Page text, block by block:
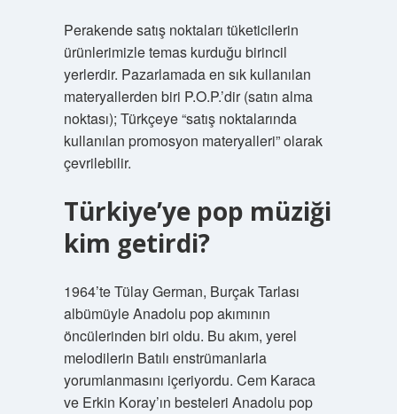
Perakende satış noktaları tüketicilerin
ürünlerimizle temas kurduğu birincil
yerlerdir. Pazarlamada en sık kullanılan
materyallerden biri P.O.P.’dir (satın alma
noktası); Türkçeye “satış noktalarında
kullanılan promosyon materyalleri” olarak
çevrilebilir.
Türkiye’ye pop müziği
kim getirdi?
1964’te Tülay German, Burçak Tarlası
albümüyle Anadolu pop akımının
öncülerinden biri oldu. Bu akım, yerel
melodilerin Batılı enstrümanlarla
yorumlanmasını içeriyordu. Cem Karaca
ve Erkin Koray’ın besteleri Anadolu pop